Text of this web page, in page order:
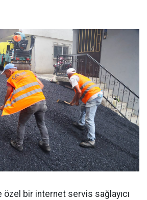
özel bir internet servis sağlayıcı